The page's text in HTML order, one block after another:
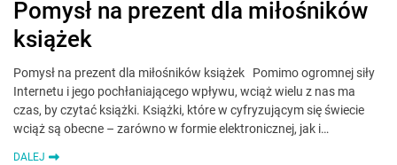
Pomysł na prezent dla miłośników
książek
Pomysł na prezent dla miłośników książek Pomimo ogromnej siły
Internetu i jego pochłaniającego wpływu, wciąż wielu z nas ma
czas, by czytać książki. Książki, które w cyfryzującym się świecie
wciąż są obecne – zarówno w formie elektronicznej, jak i…
DALEJ